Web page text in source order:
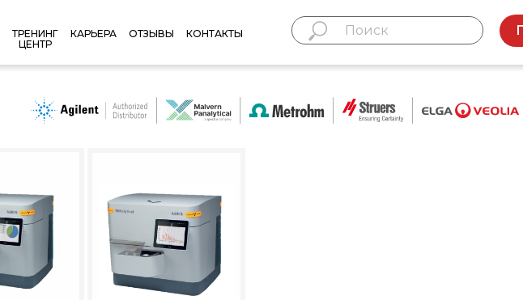
ТРЕНИНГ
ЦЕНТР
КАРЬЕРА ОТЗЫВЫ КОНТАКТЫ